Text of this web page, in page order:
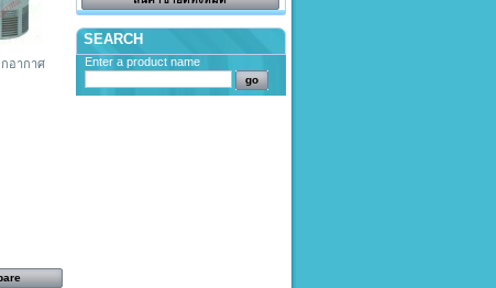
กอากาศ
SEARCH
Enter a product name